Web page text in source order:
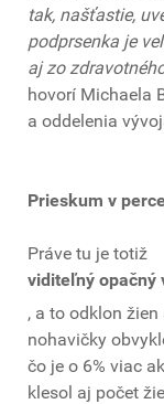
tak, našťastie,
podprsenka je
aj zo
hovorí Michaela
a oddelenia
Prieskum v
Práve tu je totiž
viditeľný opačný
, a to odklon
nohavičky
čo je o 6% viac
klesol aj počet